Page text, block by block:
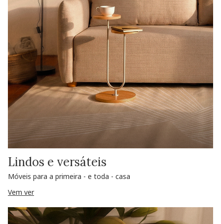
Lindos e versáteis
Móveis para a primeira - e toda - casa
Vem ver